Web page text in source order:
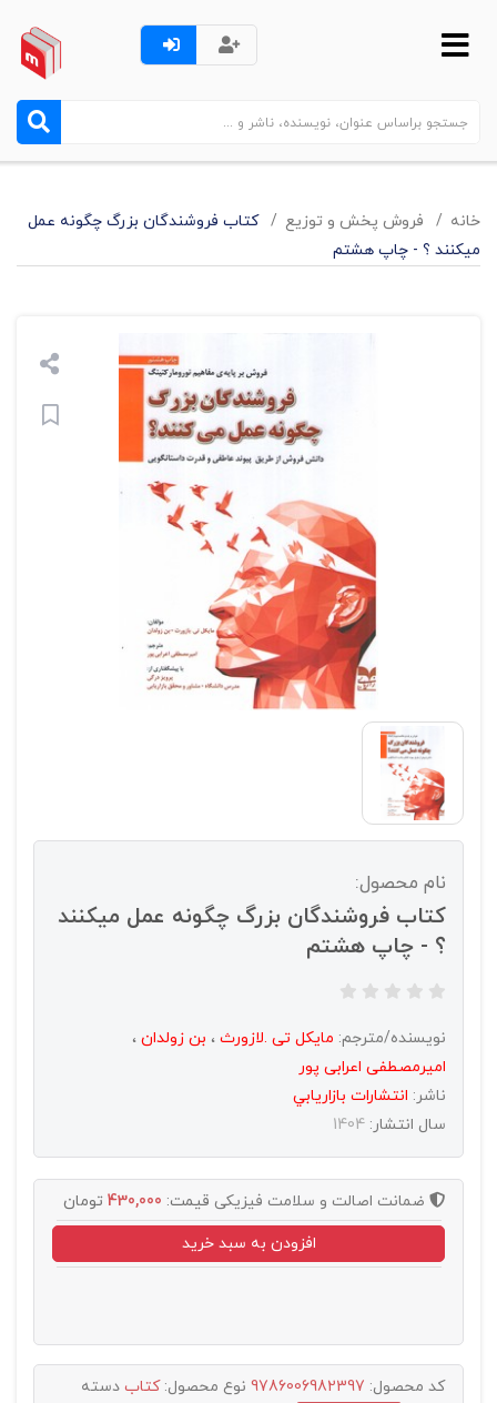
خانه فروش پخش و توزيع
کتاب فروشندگان بزرگ چگونه عمل
میکنند ؟ - چاپ هشتم
نام محصول:
کتاب فروشندگان بزرگ چگونه عمل میکنند
؟ - چاپ هشتم
نویسنده/مترجم: مایکل تی .لازورث ، بن زولدان ،
امیرمصطفی اعرابی پور
ناشر: انتشارات بازاريابي
سال انتشار: 1404
ضمانت اصالت و سلامت فیزیکی قیمت: 430,000 تومان
افزودن به سبد خرید
کد محصول: 9786006982397 نوع محصول:کتاب دسته